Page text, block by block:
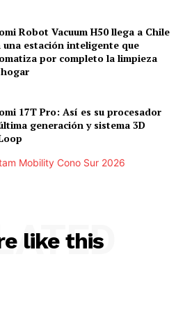
Robot Vacuum H50 llega a Chile
una estación inteligente que
por completo la limpieza
17T Pro: Así es su procesador
generación y sistema 3D
like this